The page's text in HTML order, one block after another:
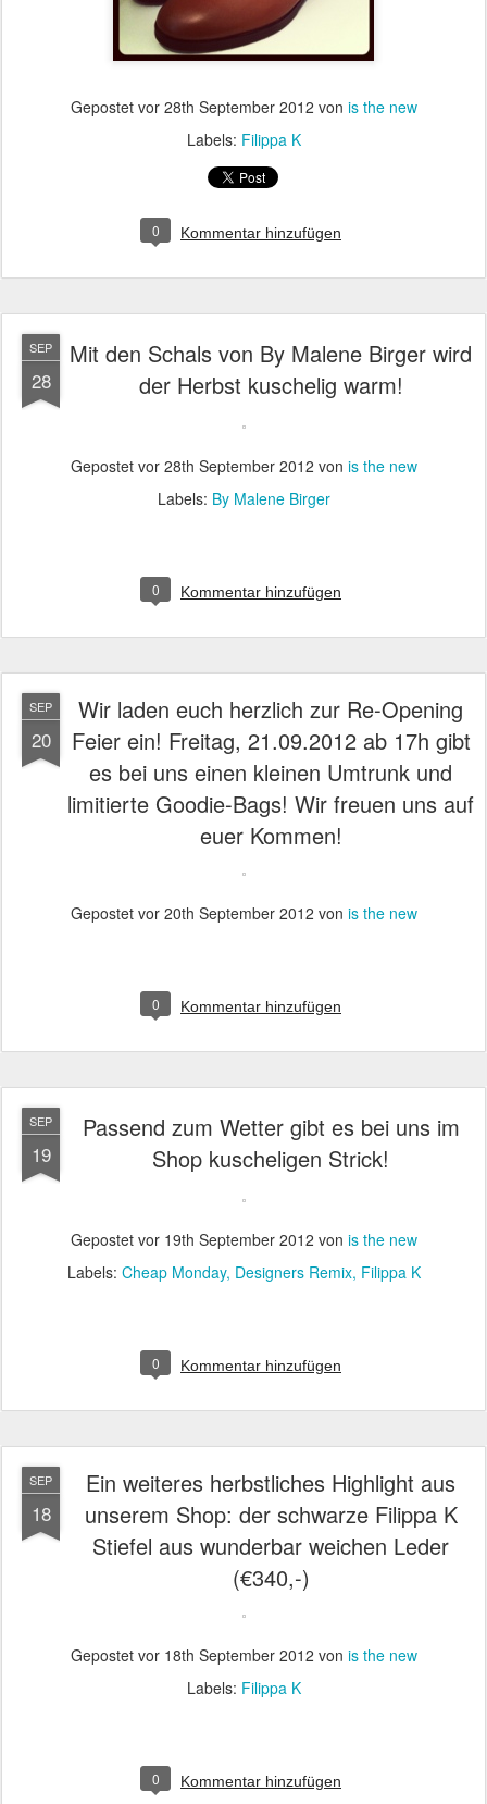
Gepostet vor 28th September 2012 von is the new
Labels: Filippa K
0 Kommentar hinzufügen
SEP
28
Mit den Schals von By Malene Birger wird
der Herbst kuschelig warm!
Gepostet vor 28th September 2012 von is the new
Labels: By Malene Birger
0 Kommentar hinzufügen
SEP
20
Wir laden euch herzlich zur Re-Opening
Feier ein! Freitag, 21.09.2012 ab 17h gibt
es bei uns einen kleinen Umtrunk und
limitierte Goodie-Bags! Wir freuen uns auf
euer Kommen!
Gepostet vor 20th September 2012 von is the new
0 Kommentar hinzufügen
SEP
19
Passend zum Wetter gibt es bei uns im
Shop kuscheligen Strick!
Gepostet vor 19th September 2012 von is the new
Labels: Cheap Monday Designers Remix Filippa K
0 Kommentar hinzufügen
SEP
18
Ein weiteres herbstliches Highlight aus
unserem Shop: der schwarze Filippa K
Stiefel aus wunderbar weichen Leder
(€340,-)
Gepostet vor 18th September 2012 von is the new
Labels: Filippa K
0 Kommentar hinzufügen